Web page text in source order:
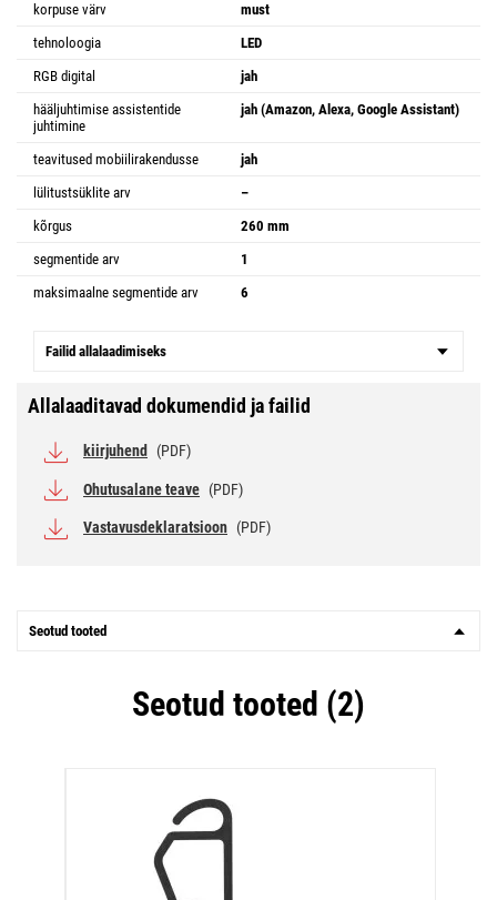
korpuse värv
must
tehnoloogia
LED
RGB digital
jah
hääljuhtimise assistentide
juhtimine
jah (Amazon, Alexa, Google Assistant)
teavitused mobiilirakendusse
jah
lülitustsüklite arv
–
kõrgus
260 mm
segmentide arv
1
maksimaalne segmentide arv
6
Failid allalaadimiseks
Allalaaditavad dokumendid ja failid
kiirjuhend (PDF)
Ohutusalane teave (PDF)
Vastavusdeklaratsioon (PDF)
Seotud tooted
Seotud tooted (2)